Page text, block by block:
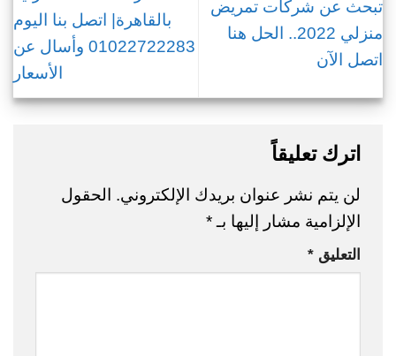
تبحث عن شركات تمريض
منزلي 2022.. الحل هنا
اتصل الآن
بالقاهرة| اتصل بنا اليوم
01022722283 وأسال عن
الأسعار
اترك تعليقاً
لن يتم نشر عنوان بريدك الإلكتروني. الحقول
الإلزامية مشار إليها بـ*
التعليق *